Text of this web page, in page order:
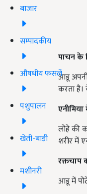
बाजार
सम्पादकीय
औषधीय फसलें
पशुपालन
खेती-बाड़ी
मशीनरी
पाचन के
आडू अपनी
करता है।
लोहे की
शरीर में
आडू में